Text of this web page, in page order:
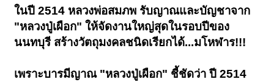
ในปี 2514 หลวงพ่อสมภพ รับญาณและบัญชาจาก
"หลวงปู่เผือก" ให้จัดงานใหญ่สุดในรอบปีของ
นนทบุรี สร้างวัตถุมงคลชนิดเรียกได้...มโหฬาร!!!
เพราะบารมีญาณ "หลวงปู่เผือก" ชี้ชัดว่า ปี 2514